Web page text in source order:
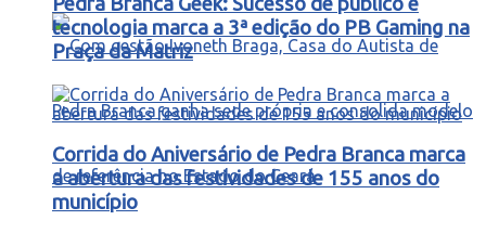
tecnologia marca a 3ª edição do PB Gaming na
Praça da Matriz
Corrida do Aniversário de Pedra Branca marca
a abertura das festividades de 155 anos do
município